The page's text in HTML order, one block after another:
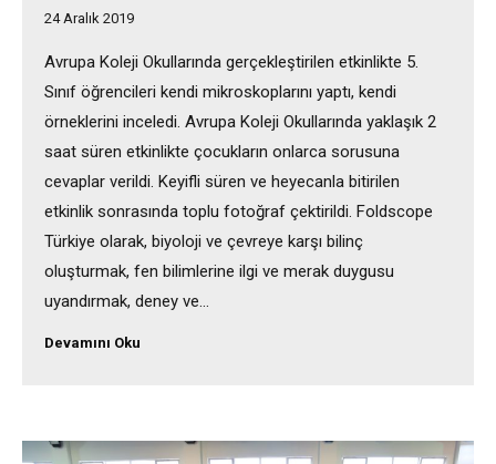
24 Aralık 2019
Avrupa Koleji Okullarında gerçekleştirilen etkinlikte 5.
Sınıf öğrencileri kendi mikroskoplarını yaptı, kendi
örneklerini inceledi. Avrupa Koleji Okullarında yaklaşık 2
saat süren etkinlikte çocukların onlarca sorusuna
cevaplar verildi. Keyifli süren ve heyecanla bitirilen
etkinlik sonrasında toplu fotoğraf çektirildi. Foldscope
Türkiye olarak, biyoloji ve çevreye karşı bilinç
oluşturmak, fen bilimlerine ilgi ve merak duygusu
uyandırmak, deney ve…
Devamını Oku